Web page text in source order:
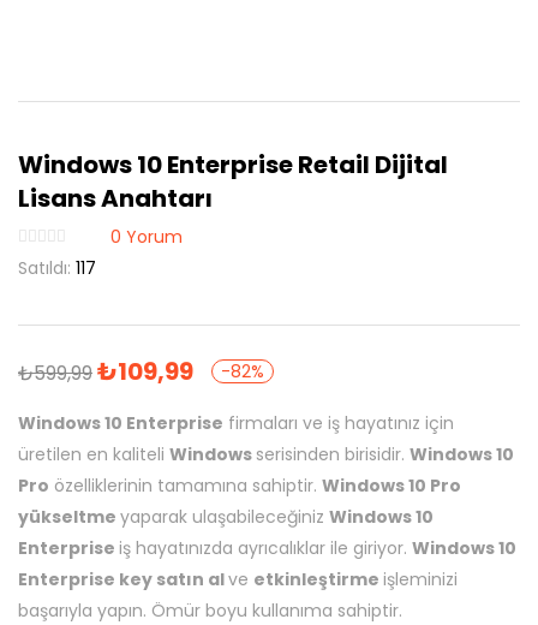
Windows 10 Enterprise Retail Dijital
Lisans Anahtarı
0 Yorum
Satıldı: 117
₺599,99₺109,99 -82%
Windows 10 Enterprise firmaları ve iş hayatınız için
üretilen en kaliteli Windows serisinden birisidir. Windows 10
Pro özelliklerinin tamamına sahiptir. Windows 10 Pro
yükseltme yaparak ulaşabileceğiniz Windows 10
Enterprise iş hayatınızda ayrıcalıklar ile giriyor. Windows 10
Enterprise key satın alve etkinleştirme işleminizi
başarıyla yapın. Ömür boyu kullanıma sahiptir.